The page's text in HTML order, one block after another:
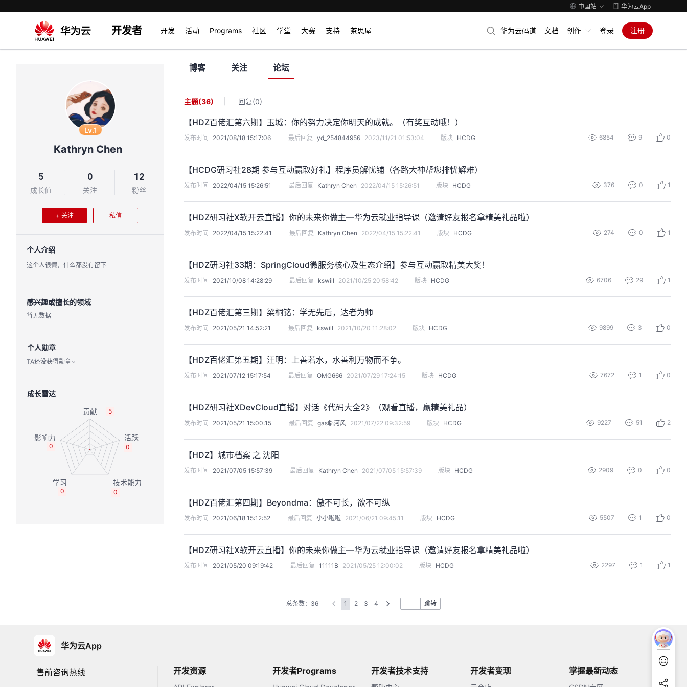
中国站 华为云App
开发者 开发 活动 Programs 社区 学堂 大赛 支持 茶思屋 华为云码道 文档 创作 登录 注册
Lv.1
Kathryn Chen
5
成长值
0
关注
12
粉丝
+ 关注 私信
个人介绍
这个人很懒，什么都没有留下
感兴趣或擅长的领域
暂无数据
个人勋章
TA还没获得勋章~
成长雷达
5
0
0
0
0
博客 关注 论坛
主题(36) 回复(0)
【HDZ百佬汇第六期】玉城：你的努力决定你明天的成就。（有奖互动哦！）
发布时间 2021/08/18 15:17:06 最后回复 yd_254844956 2023/11/21 01:53:04 版块 HCDG 6854 9 0
【HCDG研习社28期 参与互动赢取好礼】程序员解忧铺（各路大神帮您排忧解难）
发布时间 2022/04/15 15:26:51 最后回复 Kathryn Chen 2022/04/15 15:26:51 版块 HCDG 376 0 1
【HDZ研习社X软开云直播】你的未来你做主—华为云就业指导课（邀请好友报名拿精美礼品啦）
发布时间 2022/04/15 15:22:41 最后回复 Kathryn Chen 2022/04/15 15:22:41 版块 HCDG 274 0 1
【HDZ研习社33期：SpringCloud微服务核心及生态介绍】参与互动赢取精美大奖！
发布时间 2021/10/08 14:28:29 最后回复 kswill 2021/10/25 20:58:42 版块 HCDG 6706 29 1
【HDZ百佬汇第三期】梁桐铭：学无先后，达者为师
发布时间 2021/05/21 14:52:21 最后回复 kswill 2021/10/20 11:28:02 版块 HCDG 9899 3 0
【HDZ百佬汇第五期】汪明：上善若水，水善利万物而不争。
发布时间 2021/07/12 15:17:54 最后回复 OMG666 2021/07/29 17:24:15 版块 HCDG 7672 1 0
【HDZ研习社XDevCloud直播】对话《代码大全2》（观看直播，赢精美礼品）
发布时间 2021/05/21 15:00:15 最后回复 gas临河风 2021/07/22 09:32:59 版块 HCDG 9227 51 2
【HDZ】城市档案 之 沈阳
发布时间 2021/07/05 15:57:39 最后回复 Kathryn Chen 2021/07/05 15:57:39 版块 HCDG 2909 0 0
【HDZ百佬汇第四期】Beyondma：傲不可长，欲不可纵
发布时间 2021/06/18 15:12:52 最后回复 小小啦啦 2021/06/21 09:45:11 版块 HCDG 5507 1 0
【HDZ研习社X软开云直播】你的未来你做主—华为云就业指导课（邀请好友报名拿精美礼品啦）
发布时间 2021/05/20 09:19:42 最后回复 11111B 2021/05/25 12:00:02 版块 HCDG 2297 1 1
总条数：36 1 2 3 4 跳转
华为云App
售前咨询热线 开发资源 开发者Programs 开发者技术支持 开发者变现 掌握最新动态